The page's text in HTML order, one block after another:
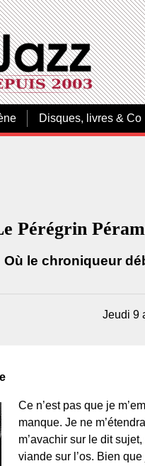
Disques, livres & Co
Pérégrin
Où le chroniqueur
Jeudi 9
Ce n’est pas que je
manque. Je ne
m’avachir sur le dit
viande sur l’os. Bien